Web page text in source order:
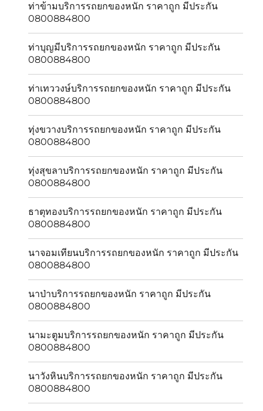
ท่าข้ามบริการรถยกของหนัก ราคาถูก มีประกัน
0800884800
ท่าบุญมีบริการรถยกของหนัก ราคาถูก มีประกัน
0800884800
ท่าเทววงษ์บริการรถยกของหนัก ราคาถูก มีประกัน
0800884800
ทุ่งขวางบริการรถยกของหนัก ราคาถูก มีประกัน
0800884800
ทุ่งสุขลาบริการรถยกของหนัก ราคาถูก มีประกัน
0800884800
ธาตุทองบริการรถยกของหนัก ราคาถูก มีประกัน
0800884800
นาจอมเทียนบริการรถยกของหนัก ราคาถูก มีประกัน
0800884800
นาป่าบริการรถยกของหนัก ราคาถูก มีประกัน
0800884800
นามะตูมบริการรถยกของหนัก ราคาถูก มีประกัน
0800884800
นาวังหินบริการรถยกของหนัก ราคาถูก มีประกัน
0800884800